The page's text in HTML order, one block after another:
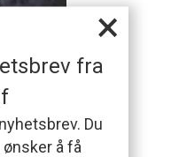
×
fra
Du
å få